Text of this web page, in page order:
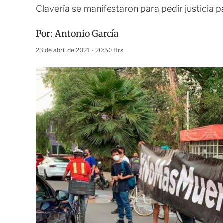
Clavería se manifestaron para pedir justicia
Por:Antonio García
23 de abril de 2021 - 20:50 Hrs